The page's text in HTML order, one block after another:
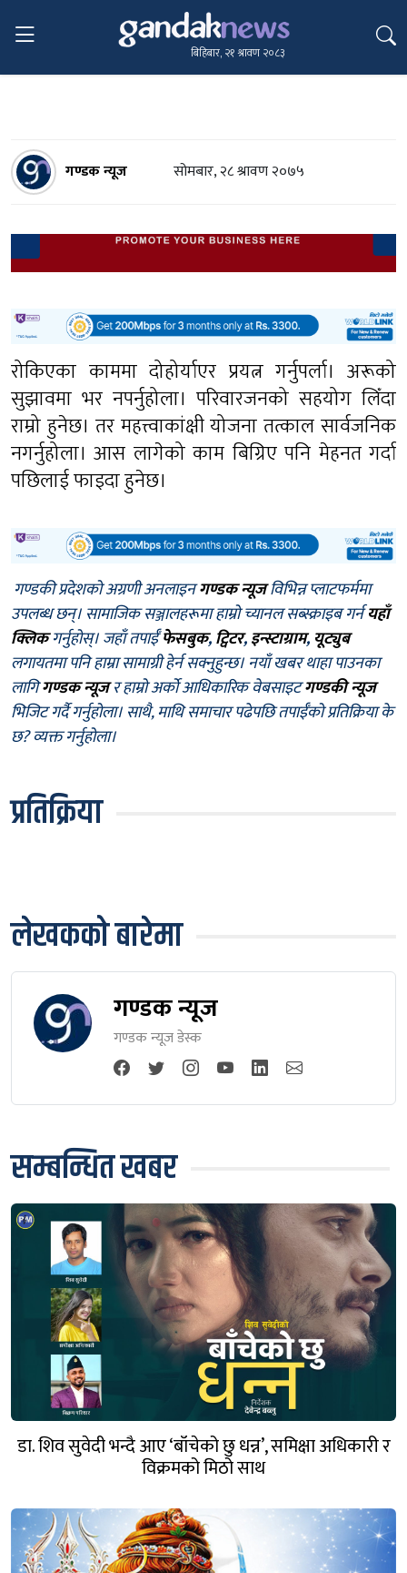
बिहिबार, २१ श्रावण २०८३
गण्डक न्यूज सोमबार, २८ श्रावण २०७५
रोकिएका काममा दोहोर्याएर प्रयत्न गर्नुपर्ला। अरूको
सुझावमा भर नपर्नुहोला। परिवारजनको सहयोग लिँदा
राम्रो हुनेछ। तर महत्त्वाकांक्षी योजना तत्काल सार्वजनिक
नगर्नुहोला। आस लागेको काम बिग्रिए पनि मेहनत गर्दा
पछिलाई फाइदा हुनेछ।
गण्डकी प्रदेशको अग्रणी अनलाइनगण्डक न्यूजविभिन्न प्लाटफर्ममा
उपलब्ध छन्। सामाजिक सञ्जालहरूमा हाम्रो च्यानल सब्स्क्राइब गर्नयहाँ
क्लिकगर्नुहोस्। जहाँ तपाईँफेसबुक,ट्विटर,इन्स्टाग्राम, यूट्युब
लगायतमा पनि हाम्रा सामाग्री हेर्न सक्नुहुन्छ। नयाँ खबर थाहा पाउनका
लागिगण्डक न्यूजर हाम्रो अर्को आधिकारिक वेबसाइटगण्डकी न्यूज
भिजिट गर्दै गर्नुहोला। साथै, माथि समाचार पढेपछि तपाईँको प्रतिक्रिया के
छ? व्यक्त गर्नुहोला।
प्रतिक्रिया
लेखकको बारेमा
गण्डक न्यूज
गण्डक न्यूज डेस्क
सम्बन्धित खबर
डा. शिव सुवेदी भन्दै आए ‘बाँचेको छु धन्न’, समिक्षा अधिकारी र
विक्रमको मिठो साथ